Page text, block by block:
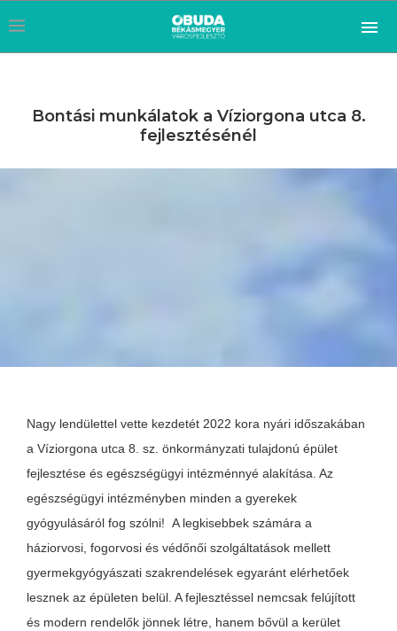
Bontási munkálatok a Víziorgona utca 8.
fejlesztésénél
Nagy lendülettel vette kezdetét 2022 kora nyári időszakában
a Víziorgona utca 8. sz. önkormányzati tulajdonú épület
fejlesztése és egészségügyi intézménnyé alakítása. Az
egészségügyi intézményben minden a gyerekek
gyógyulásáról fog szólni! A legkisebbek számára a
háziorvosi, fogorvosi és védőnői szolgáltatások mellett
gyermekgyógyászati szakrendelések egyaránt elérhetőek
lesznek az épületen belül. A fejlesztéssel nemcsak felújított
és modern rendelők jönnek létre, hanem bővül a kerület